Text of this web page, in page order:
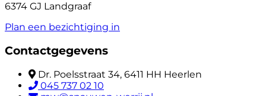
6374 GJ Landgraaf
Plan een bezichtiging in
Contactgegevens
Dr. Poelsstraat 34, 6411 HH Heerlen
045 737 02 10